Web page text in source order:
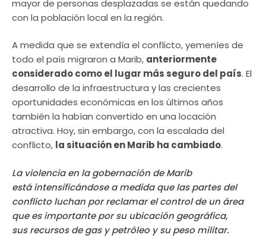
mayor de personas desplazadas se están quedando
con la población local en la región.
A medida que se extendía el conflicto, yemeníes de
todo el país migraron a Marib, anteriormente
considerado como el lugar más seguro del país. El
desarrollo de la infraestructura y las crecientes
oportunidades económicas en los últimos años
también la habían convertido en una locación
atractiva. Hoy, sin embargo, con la escalada del
conflicto, la situación en Marib ha cambiado.
La violencia en la gobernación de Marib
está intensificándose a medida que las partes del
conflicto luchan por reclamar el control de un área
que es importante por su ubicación geográfica,
sus recursos de gas y petróleo y su peso militar.